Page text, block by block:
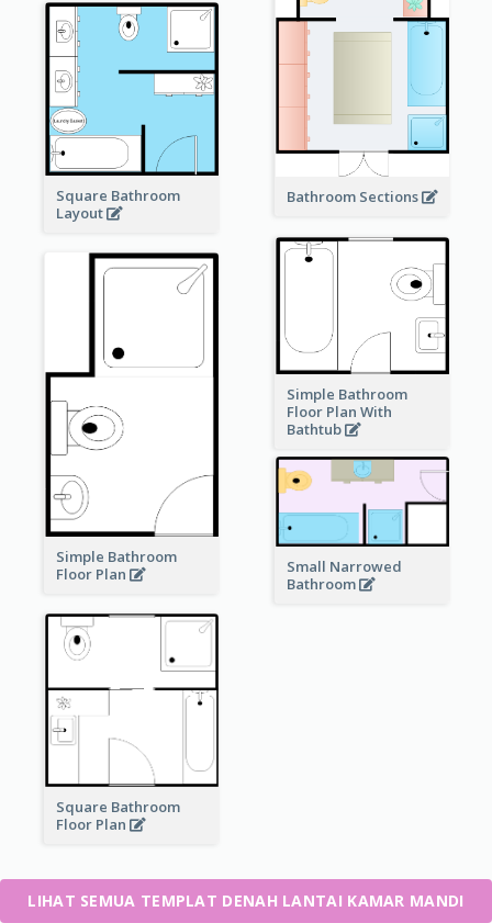
Bathroom Sections
Square Bathroom
Layout
Simple Bathroom
Floor Plan With
Bathtub
Simple Bathroom
Floor Plan
Small Narrowed
Bathroom
Square Bathroom
Floor Plan
LIHAT SEMUA TEMPLAT DENAH LANTAI KAMAR MANDI